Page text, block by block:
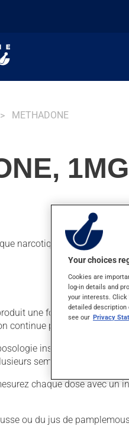
METHADONE
narcotique.
une fois par jour. Il
continue pour maintenir ses
inscrite sur
semaines. Si vous
chaque dose avec un
ou du jus de
Your choices
Cookies are
log-in details and
your interests. Click
detailed description
see our Privacy